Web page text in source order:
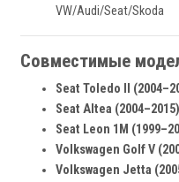
VW/Audi/Seat/Skoda
Совместимые
Seat Toledo II
Seat Altea (2004–2015)
Seat Leon 1M
Volkswagen Golf V
Volkswagen Jetta